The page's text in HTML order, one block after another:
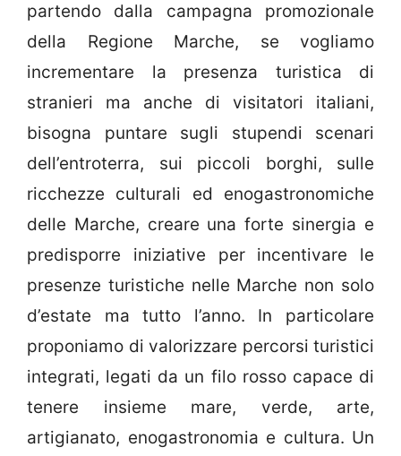
partendo dalla campagna promozionale
della Regione Marche, se vogliamo
incrementare la presenza turistica di
stranieri ma anche di visitatori italiani,
bisogna puntare sugli stupendi scenari
dell’entroterra, sui piccoli borghi, sulle
ricchezze culturali ed enogastronomiche
delle Marche, creare una forte sinergia e
predisporre iniziative per incentivare le
presenze turistiche nelle Marche non solo
d’estate ma tutto l’anno. In particolare
proponiamo di valorizzare percorsi turistici
integrati, legati da un filo rosso capace di
tenere insieme mare, verde, arte,
artigianato, enogastronomia e cultura. Un